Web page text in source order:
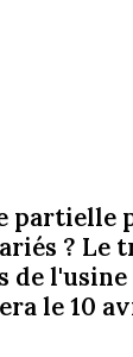
partielle
? Le
de
le 10